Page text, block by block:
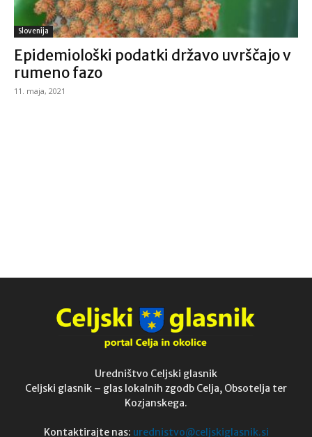
Slovenija
Epidemiološki podatki državo uvrščajo v
rumeno fazo
11. maja, 2021
Uredništvo Celjski glasnik
Celjski glasnik – glas lokalnih zgodb Celja, Obsotelja ter
Kozjanskega.
Kontaktirajte nas: urednistvo@celjskiglasnik.si